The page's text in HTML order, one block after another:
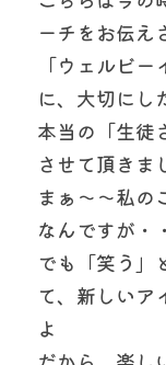
ーチをお伝え
「ウェルビ
に、大切にし
本当の「生徒
させて頂きま
まぁ〜〜私の
なんですが・
でも「笑う」
て、新しいア
よ